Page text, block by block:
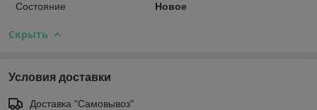
Состояние Новое
Скрыть
Условия доставки
Доставка "Самовывоз"